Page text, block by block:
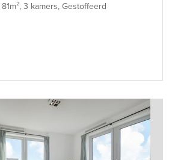
3 kamers, Gestoffeerd